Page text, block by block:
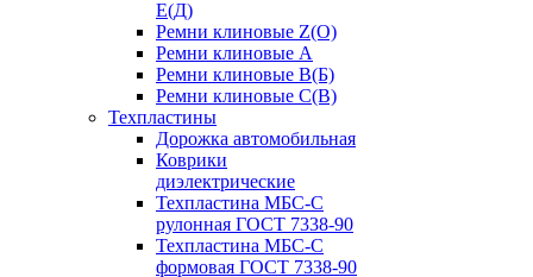
Е(Д)
Ремни клиновые Z(О)
Ремни клиновые А
Ремни клиновые В(Б)
Ремни клиновые С(В)
Техпластины
Дорожка автомобильная
Коврики
диэлектрические
Техпластина МБС-С
рулонная ГОСТ 7338-90
Техпластина МБС-С
формовая ГОСТ 7338-90